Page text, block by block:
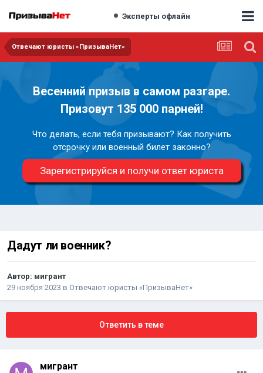
Эксперты офлайн
Отвечают юристы «ПризываНет»
Весенний призыв в самом разгаре.
Призовут 135 000 парней!
Что делать, если тебя призывают? Как получить
отсрочку или военный билет законно?
Зарегистрируйся и получи ответ юриста
Дадут ли военник?
Автор: мигрант
29 ноября 2023 в Отвечают юристы «ПризываНет»
Ответить в теме
мигрант